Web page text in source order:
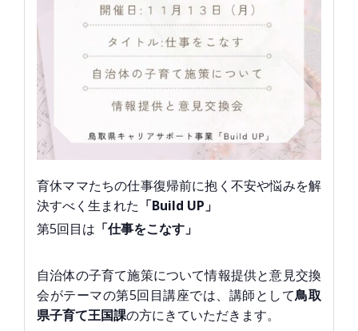
育休ママたちの仕事復帰前に抱く不安や悩みを解
決すべく生まれた 「Build UP」
第5回目は 「仕事をこなす」
自治体の子育て施策について情報提供と意見交換
会がテーマの第5回目講座では、講師として鳥取
県子育て王国課の方にきていただきます。